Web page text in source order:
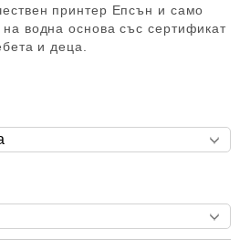
принтер Епсън и само
водна основа със сертификат
и деца.